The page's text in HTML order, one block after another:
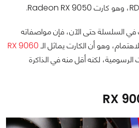
السلسلة حتى الآن، فإن مواصفاته
وهو أن الكارت يماثل الـRX 9060
لكنه أقل منه في الذاكرة